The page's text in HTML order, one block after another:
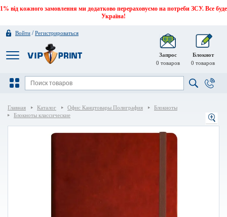
1% від кожного замовлення ми додатково перераховуємо на потреби ЗСУ. Все буде
Україна!
Войти /Регистрироваться
Запрос
0 товаров
Блокнот
0 товаров
Главная Каталог Офис Канцтовары Полиграфия
Блокноты
Блокноты классические